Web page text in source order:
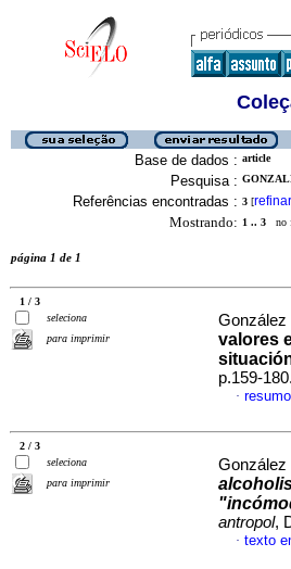
Base de dados : article
Pesquisa :
Referências encontradas : 3 [refinar
Mostrando: 1 .. 3 no
página 1 de 1
1 / 3
seleciona
para imprimir
valores
p.159-
·
2 / 3
seleciona
para imprimir
antropol,
· texto